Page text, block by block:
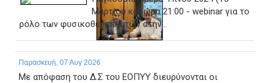
Μαρτίου και ώρα 21:00 - webinar για το
ρόλο των φυσικοθεραπευτών στην...
Παρασκευή, 07 Αυγ 2026
Με απόφαση του Δ.Σ του ΕΟΠΥΥ διευρύνονται οι